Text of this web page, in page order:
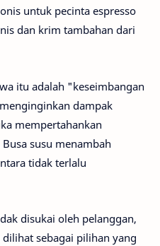
untuk pecinta espresso
dan krim tambahan dari
itu adalah "keseimbangan
dampak
mempertahankan
susu menambah
tidak terlalu
disukai oleh pelanggan,
sebagai pilihan yang